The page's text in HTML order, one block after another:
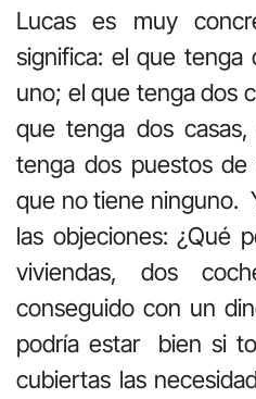
Lucas es muy
significa: el que tenga
uno; el que tenga dos
que tenga dos
tenga dos puestos
que no tiene ninguno.
las objeciones: ¿Qué
viviendas, dos
conseguido con un
podría estar bien si
cubiertas las